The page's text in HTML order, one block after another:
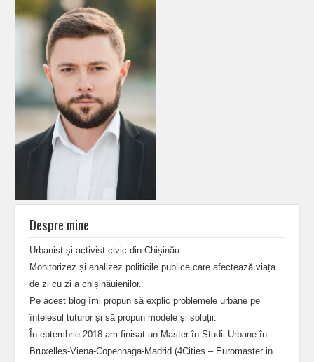
Despre mine
Urbanist și activist civic din Chișinău.
Monitorizez și analizez politicile publice care afectează viața
de zi cu zi a chișinăuienilor.
Pe acest blog îmi propun să explic problemele urbane pe
înțelesul tuturor și să propun modele și soluții.
În eptembrie 2018 am finisat un Master în Studii Urbane în
Bruxelles-Viena-Copenhaga-Madrid (4Cities – Euromaster in